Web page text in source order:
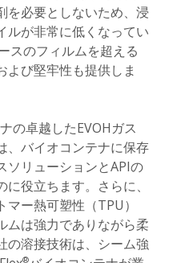
を必要としないため、浸
ルが非常に低くなってい
スのフィルムを超える
よび堅牢性も提供しま
の卓越したEVOHガス
、バイオコンテナに保存
ソリューションとAPIの
役立ちます。さらに、
ー熱可塑性（TPU）
ムは強力でありながら柔
の溶接技術は、シーム強
®